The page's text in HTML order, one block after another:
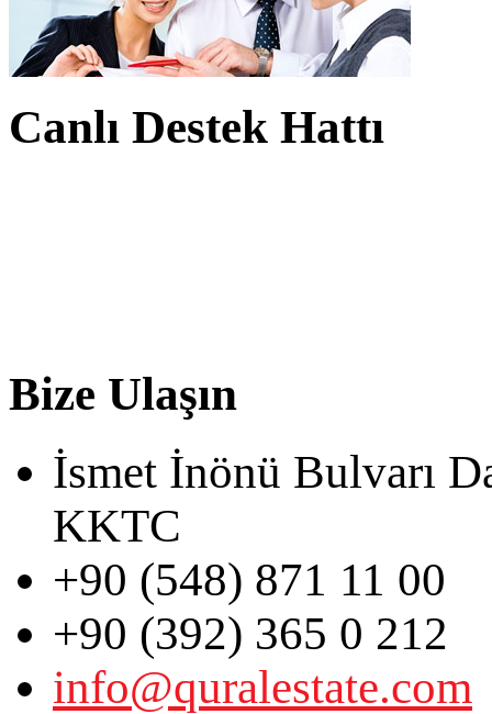
Canlı Destek Hattı
Bize Ulaşın
İsmet İnönü Bulvarı
KKTC
+90 (548) 871 11 00
+90 (392) 365 0 212
info@quralestate.com